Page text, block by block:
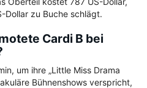
Dollar zu Buche schlägt.
Cardi B bei
um ihre „Little Miss Drama
Bühnenshows verspricht,